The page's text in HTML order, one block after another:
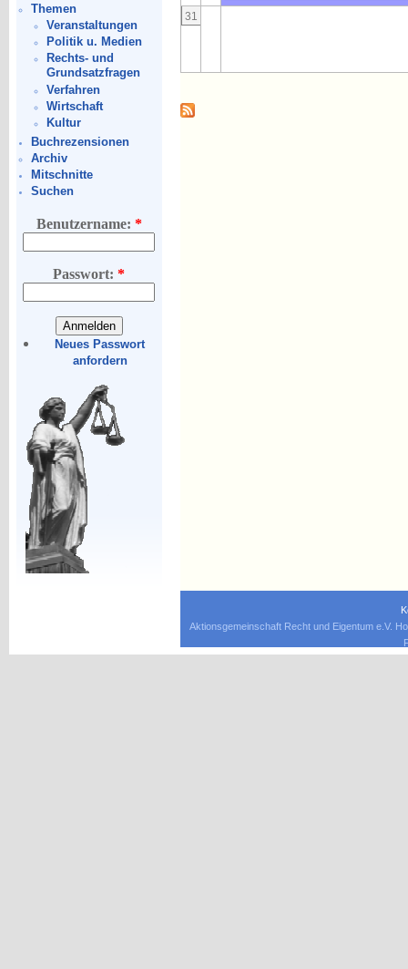
Themen
Veranstaltungen
Politik u. Medien
Rechts- und
Grundsatzfragen
Verfahren
Wirtschaft
Kultur
Buchrezensionen
Archiv
Mitschnitte
Suchen
Benutzername: *
Passwort:*
Neues Passwort
anfordern
31
Aktionsgemeinschaft Recht und Eigentum e.V.